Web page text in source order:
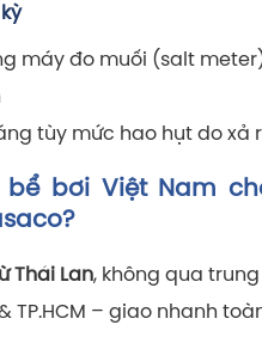
máy đo muối (salt
tùy mức hao hụt do xả
bơi Việt Nam
Thái Lan, không qua
TP.HCM – giao nhanh